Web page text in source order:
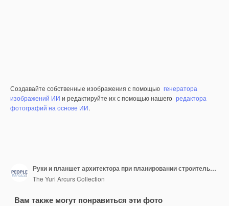
Создавайте собственные изображения с помощью генератора
изображений ИИ и редактируйте их с помощью нашего редактора
фотографий на основе ИИ.
Руки и планшет архитектора при планировании строительства 3D-модель или стратегия проектирования промышленной архитектуры в офисе Рука инженерной группы на совещании на сенсорном экране для составления плана здания
The Yuri Arcurs Collection
Вам также могут понравиться эти фото